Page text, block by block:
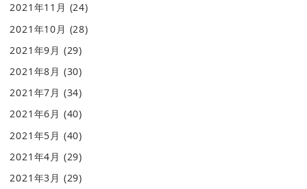
2021年11月 (24)
2021年10月 (28)
2021年9月 (29)
2021年8月 (30)
2021年7月 (34)
2021年6月 (40)
2021年5月 (40)
2021年4月 (29)
2021年3月 (29)